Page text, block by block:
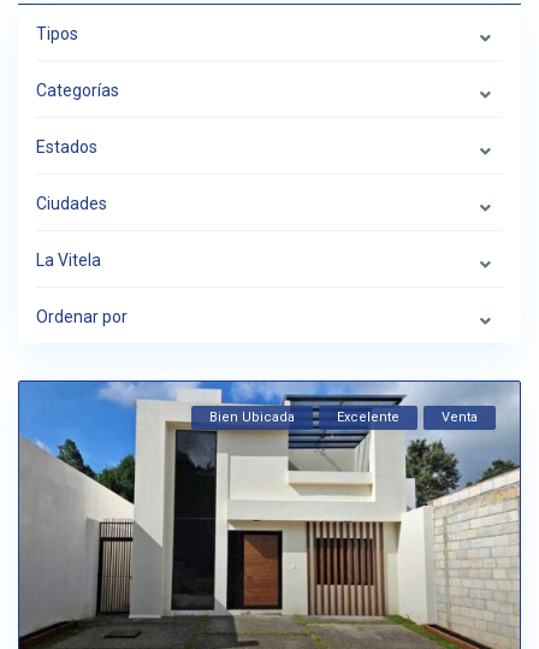
Tipos
Categorías
Estados
Ciudades
La Vitela
Ordenar por
Bien Ubicada Excelente Venta